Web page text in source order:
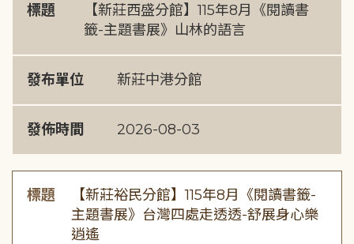
標題
【新莊西盛分館】115年8月《閱讀書
籤-主題書展》山林的語言
發布單位 新莊中港分館
發佈時間 2026-08-03
標題
【新莊裕民分館】115年8月《閱讀書籤-
主題書展》台灣四處走透透-舒展身心樂
逍遙